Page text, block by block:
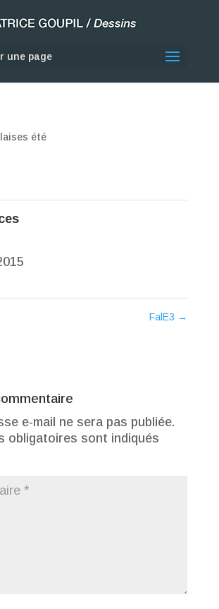
une page
été
FalE3 →
e-mail ne sera pas publiée.
obligatoires sont indiqués